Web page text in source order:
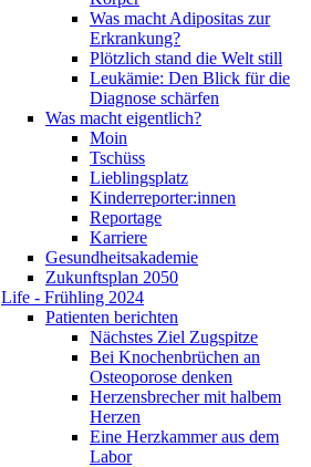
Was macht Adipositas zur
Erkrankung?
Plötzlich stand die Welt still
Leukämie: Den Blick für die
Diagnose schärfen
Was macht eigentlich?
Moin
Tschüss
Lieblingsplatz
Kinderreporter:innen
Reportage
Karriere
Gesundheitsakademie
Zukunftsplan 2050
Life - Frühling 2024
Patienten berichten
Nächstes Ziel Zugspitze
Bei Knochenbrüchen an
Osteoporose denken
Herzensbrecher mit halbem
Herzen
Eine Herzkammer aus dem
Labor